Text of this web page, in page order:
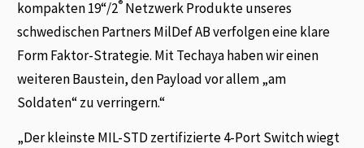
kompakten 19“/2® Netzwerk Produkte unseres
schwedischen Partners MilDef AB verfolgen eine klare
Form Faktor-Strategie. Mit Techaya haben wir einen
weiteren Baustein, den Payload vor allem „am
Soldaten“ zu verringern.“
„Der kleinste MIL-STD zertifizierte 4-Port Switch wiegt